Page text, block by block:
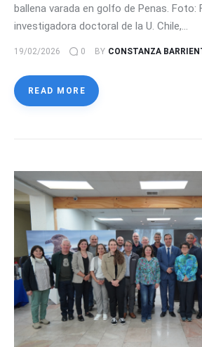
ballena varada en golfo de Penas. Foto:
investigadora doctoral de la U. Chile,…
19/02/2026 0 BY CONSTANZA
READ MORE